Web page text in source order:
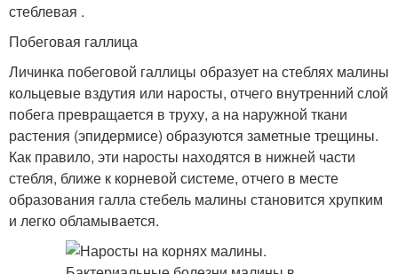
стеблевая .
Побеговая галлица
Личинка побеговой галлицы образует на стеблях малины
кольцевые вздутия или наросты, отчего внутренний слой
побега превращается в труху, а на наружной ткани
растения (эпидермисе) образуются заметные трещины.
Как правило, эти наросты находятся в нижней части
стебля, ближе к корневой системе, отчего в месте
образования галла стебель малины становится хрупким
и легко обламывается.